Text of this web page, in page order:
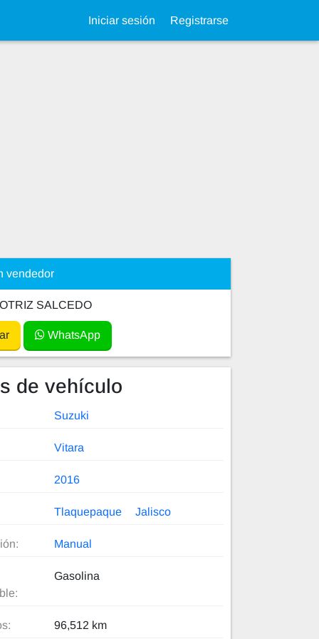
Iniciar sesión Registrarse
vendedor
SALCEDO
WhatsApp
de vehículo
Suzuki
Vitara
2016
Tlaquepaque Jalisco
Manual
Gasolina
96,512 km